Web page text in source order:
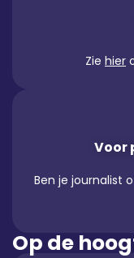
Zie hier
Voor
Ben je journalist
Op de